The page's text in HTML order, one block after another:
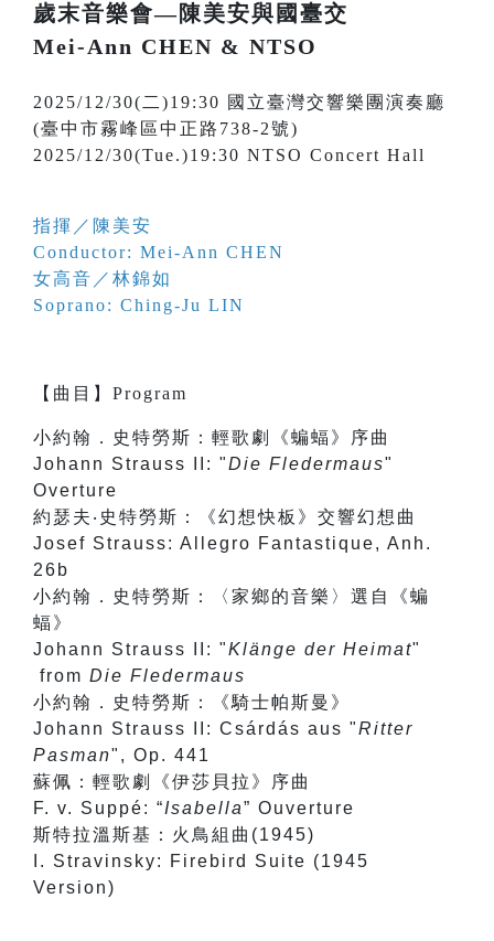
歲末音樂會—陳美安與國臺交
Mei-Ann CHEN & NTSO
2025/12/30(二)19:30 國立臺灣交響樂團演奏廳
(臺中市霧峰區中正路738-2號)
2025/12/30(Tue.)19:30 NTSO Concert Hall
指揮／陳美安
Conductor: Mei-Ann CHEN
女高音／林錦如
Soprano: Ching-Ju LIN
【 曲目 】 Program
小約翰．史特勞斯：輕歌劇《蝙蝠》序曲
Johann Strauss II: "Die Fledermaus"
Overture
約瑟夫‧史特勞斯：《幻想快板》交響幻想曲
Josef Strauss: Allegro Fantastique, Anh.
26b
小約翰．史特勞斯：〈家鄉的音樂〉選自《蝙
蝠》
Johann Strauss II: "Klänge der Heimat"
from Die Fledermaus
小約翰．史特勞斯：《騎士帕斯曼》
Johann Strauss II: Csárdás aus "Ritter
Pasman", Op. 441
蘇佩：輕歌劇《伊莎貝拉》序曲
F. v. Suppé: “Isabella” Ouverture
斯特拉溫斯基：火鳥組曲(1945)
I. Stravinsky: Firebird Suite (1945
Version)